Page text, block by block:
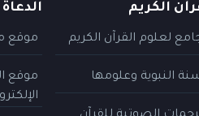
الكريم
لعلوم القرآن الكريم
النبوية وعلومها
الدعاة
موقع
موقع